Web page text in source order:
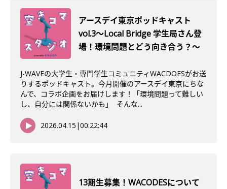
アースデイ東京ポッドキャスト
vol.3〜Local Bridge 学生局さん登
場！環境問題とどう向き合う？〜
J-WAVEの大学生・専門学生コミュニティWACDOESがお送
りするポッドキャスト。今月開催のアースデイ東京にちな
んで、コラボ企画をお届けします！「環境問題って難しい
し、自分には関係ないかも」 そんな...
2026.04.15 |00:22:44
13期生募集！WACODESについて